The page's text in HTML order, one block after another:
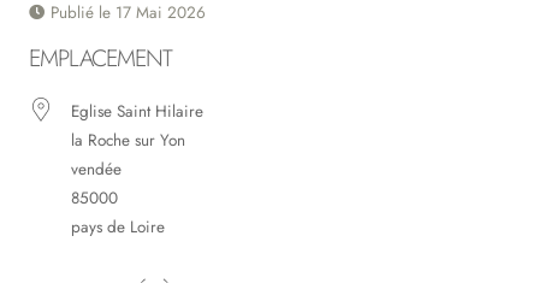
Publié le 17 Mai 2026
EMPLACEMENT
Eglise Saint Hilaire
la Roche sur Yon
vendée
85000
pays de Loire